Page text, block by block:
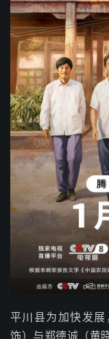
平川县为加快发
饰）与郑德诚（黄